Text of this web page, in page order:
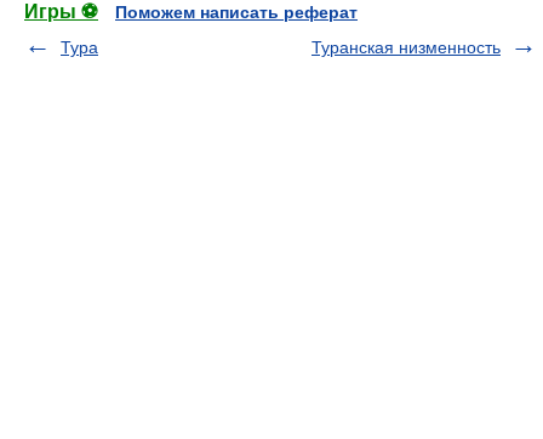
Игры ⚽
Поможем написать реферат
Тура
Туранская низменность